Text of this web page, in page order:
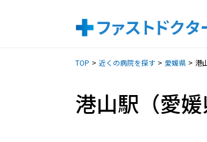
TOP 近くの病院を探す 愛媛県 港
港山駅（愛